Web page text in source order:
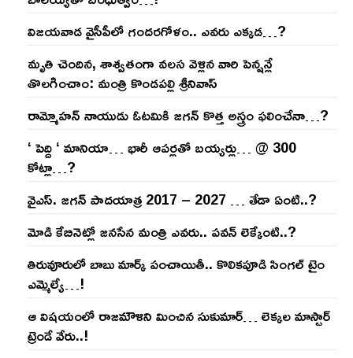
విజ‌య‌వాడ వైసీపీలో గంద‌ర‌గోళం.. ఎవ‌రు ఎక్క‌డ‌…?
మృతి చెందిన, శాశ్వతంగా వలస వెళ్లిన వారి పెన్ష‌న్లే
తొల‌గించాం: మంత్రి కొండపల్లి శ్రీనివాస్
రామ్మోహ‌న్ నాయుడు ఓట‌మికి జ‌గ‌న్ కొత్త అస్త్రం ఫ‌లించేనా…?
‘ పెద్ది ‘ మానియా… భారీ ఆప‌ర్ల‌తో బ‌య్య‌ర్లు… @ 300
కోట్లా…?
వైఎస్‌. జ‌గ‌న్ పాద‌యాత్ర 2017 – 2027 … తేడా ఏంటి..?
మోడి కేబినెట్లో జ‌నసేన మంత్రి ఎవ‌రు.. ప‌వ‌న్ లెక్కేంటి..?
తిరువూరులో బాబు మార్క్ పంచాయితీ.. కొలిక‌పూడి సింగ‌ల్ టైం
ఎమ్మెల్యే…!
ఆ విష‌యంలో రాజ‌మౌళిని మించిన సుకుమార్‌… లెక్క‌ల మాస్టార్
ట్రెండే వేరు..!